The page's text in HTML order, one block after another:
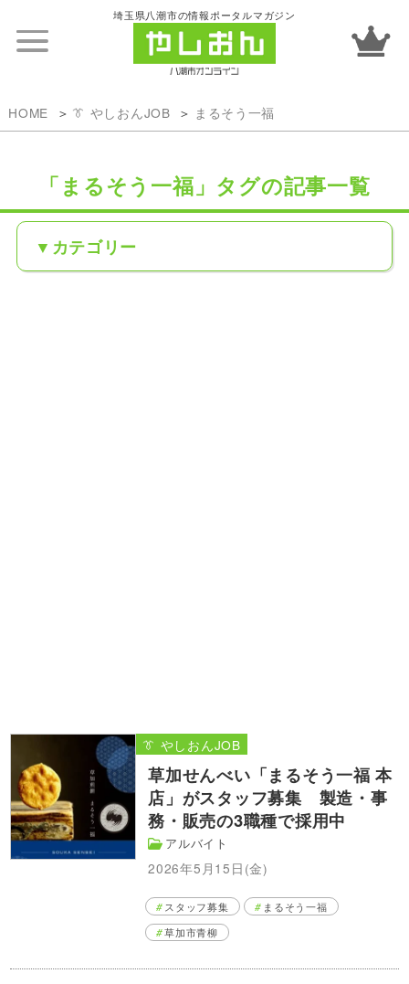
埼玉県八潮市の情報ポータルマガジン
HOME 👔 やしおんJOB まるそう一福
「まるそう一福」タグの記事一覧
カテゴリー
草加せんべい「まるそう一福 本
店」がスタッフ募集 製造・事
務・販売の3職種で採用中
アルバイト
2026年5月15日(金)
👔 やしおんJOB
スタッフ募集
まるそう一福
草加市青柳